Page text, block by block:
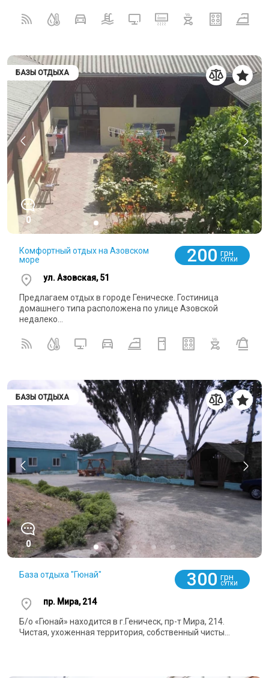
БАЗЫ ОТДЫХА
0
Комфортный отдых на Азовском
море
200 грн
СУТКИ
ул. Азовская, 51
Предлагаем отдых в городе Геническе. Гостиница
домашнего типа расположена по улице Азовской
недалеко...
БАЗЫ ОТДЫХА
0
База отдыха "Гюнай" 300 грн
СУТКИ
пр. Мира, 214
Б/о «Гюнай» находится в г.Геническ, пр-т Мира, 214.
Чистая, ухоженная территория, собственный чисты...